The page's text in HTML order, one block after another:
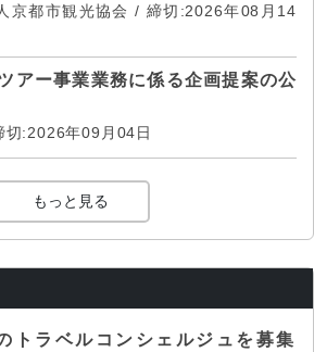
京都市観光協会 / 締切:2026年08月14
アー事業業務に係る企画提案の公
切:2026年09月04日
もっと見る
トラベルコンシェルジュを募集